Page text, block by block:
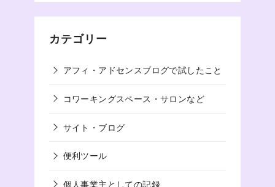
カテゴリー
アフィ・アドセンスブログで試したこと
コワーキングスペース・サロンなど
サイト・ブログ
便利ツール
個人事業主としての記録